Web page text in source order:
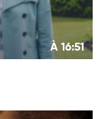
À 16:51